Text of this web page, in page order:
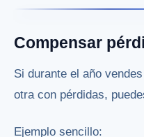
Compensar
Si durante el año
otra con pérdidas,
Ejemplo sencillo: